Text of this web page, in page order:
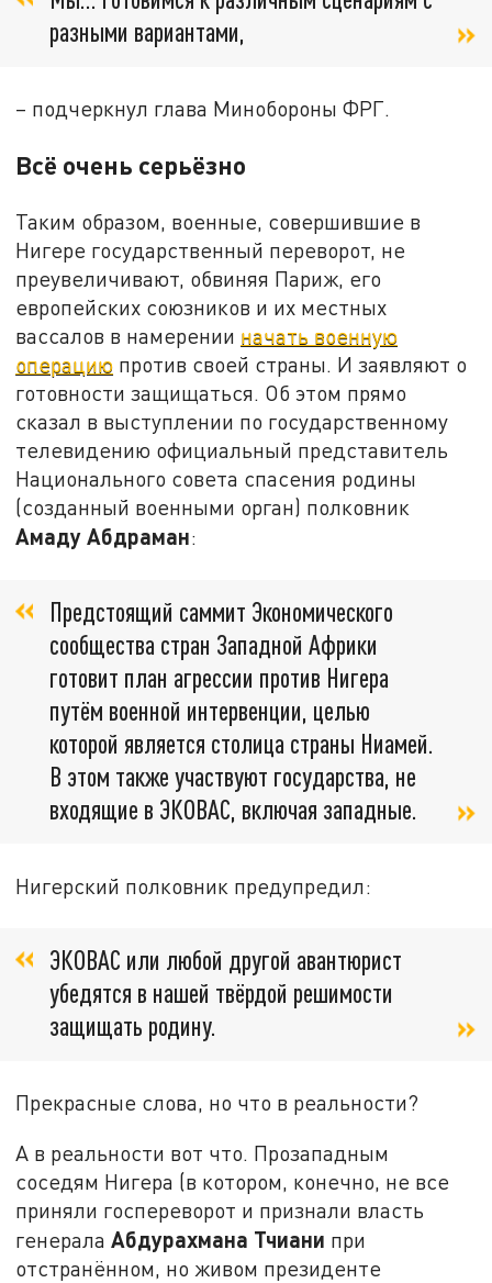
разными вариантами,
– подчеркнул глава Минобороны ФРГ.
Всё очень серьёзно
Таким образом, военные, совершившие в
Нигере государственный переворот, не
преувеличивают, обвиняя Париж, его
европейских союзников и их местных
вассалов в намерении начать военную
операцию против своей страны. И заявляют о
готовности защищаться. Об этом прямо
сказал в выступлении по государственному
телевидению официальный представитель
Национального совета спасения родины
(созданный военными орган) полковник
Амаду Абдраман:
Предстоящий саммит Экономического
сообщества стран Западной Африки
готовит план агрессии против Нигера
путём военной интервенции, целью
которой является столица страны Ниамей.
В этом также участвуют государства, не
входящие в ЭКОВАС, включая западные.
Нигерский полковник предупредил:
ЭКОВАС или любой другой авантюрист
убедятся в нашей твёрдой решимости
защищать родину.
Прекрасные слова, но что в реальности?
А в реальности вот что. Прозападным
соседям Нигера (в котором, конечно, не все
приняли госпереворот и признали власть
генералаАбдурахмана Тчиани при
отстранённом, но живом президенте